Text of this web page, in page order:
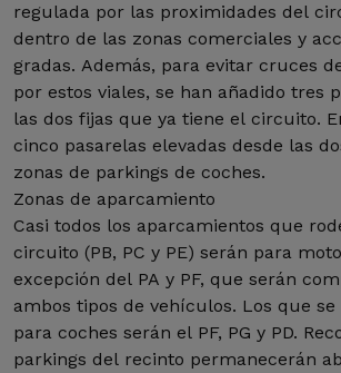
regulada por las proximidades del
dentro de las zonas comerciales y
gradas. Además, para evitar cruces
por estos viales, se han añadido tres
las dos fijas que ya tiene el circuito. En
cinco pasarelas elevadas desde las
zonas de parkings de coches.
Zonas de aparcamiento
Casi todos los aparcamientos que
circuito (PB, PC y PE) serán para
excepción del PA y PF, que serán compartidos para
ambos tipos de vehículos. Los que
para coches serán el PF, PG y PD.
parkings del recinto permanecerán